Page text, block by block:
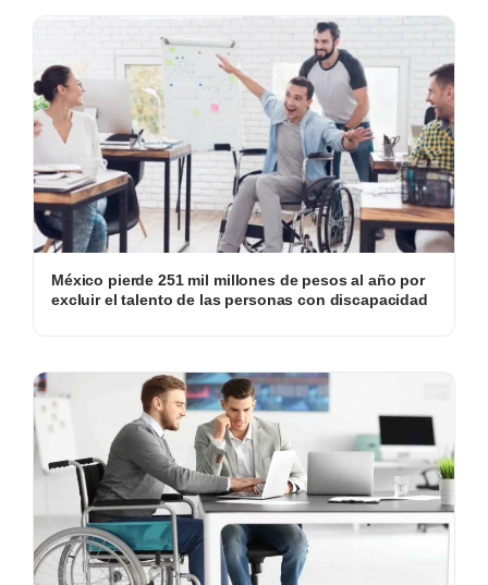
México pierde 251 mil millones de pesos al año por
excluir el talento de las personas con discapacidad